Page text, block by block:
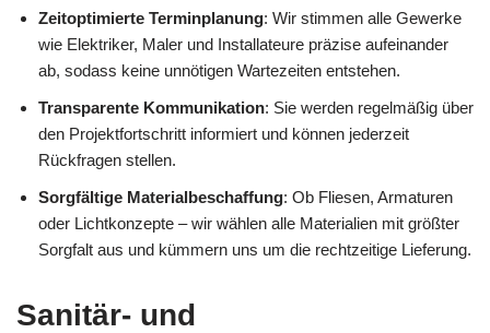
Zeitoptimierte Terminplanung: Wir stimmen alle Gewerke
wie Elektriker, Maler und Installateure präzise aufeinander
ab, sodass keine unnötigen Wartezeiten entstehen.
Transparente Kommunikation: Sie werden regelmäßig über
den Projektfortschritt informiert und können jederzeit
Rückfragen stellen.
Sorgfältige Materialbeschaffung: Ob Fliesen, Armaturen
oder Lichtkonzepte – wir wählen alle Materialien mit größter
Sorgfalt aus und kümmern uns um die rechtzeitige Lieferung.
Sanitär- und